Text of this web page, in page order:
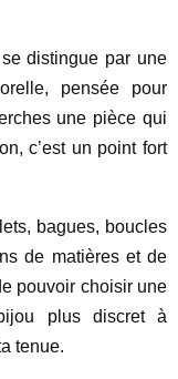
distingue par une
pensée pour
une pièce qui
c’est un point fort
bagues, boucles
de matières et de
pouvoir choisir une
plus discret à
tenue.